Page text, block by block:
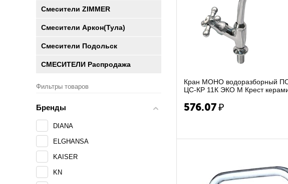
Кран МОНО водоразборный
ЦС-КР 11К ЭКО М Крест
576.07₽
Смесители ZIMMER
Смесители Аркон(Тула)
Смесители Подольск
СМЕСИТЕЛИ Распродажа
Фильтры товаров
Бренды
DIANA
ELGHANSA
KAISER
KN